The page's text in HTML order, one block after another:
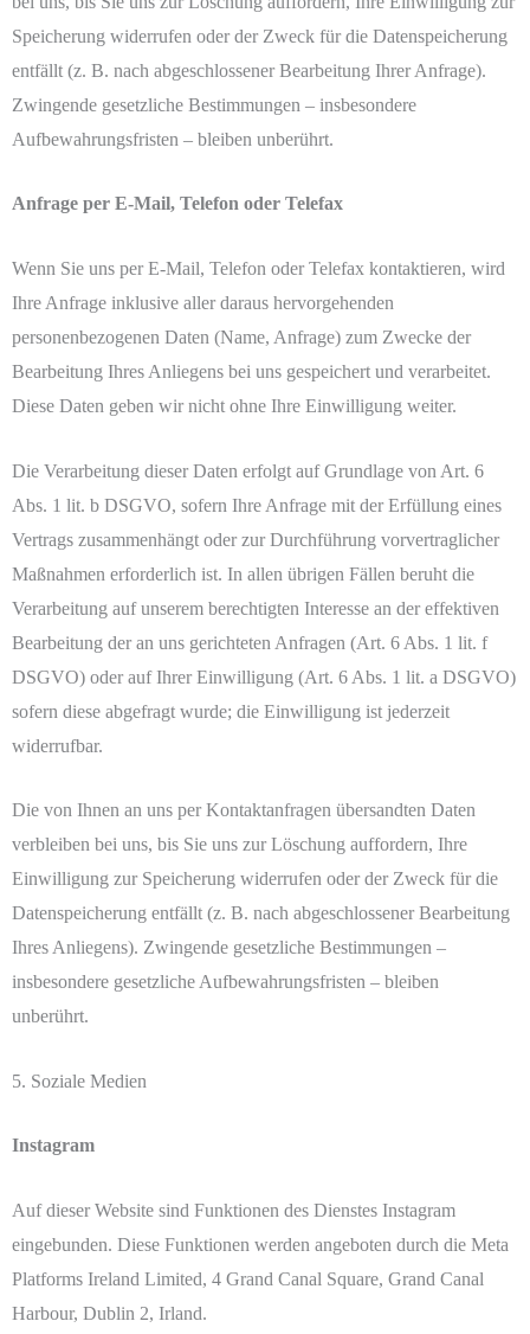
Speicherung widerrufen oder der Zweck für die Datenspeicherung
entfällt (z. B. nach abgeschlossener Bearbeitung Ihrer Anfrage).
Zwingende gesetzliche Bestimmungen – insbesondere
Aufbewahrungsfristen – bleiben unberührt.
Anfrage per E-Mail, Telefon oder Telefax
Wenn Sie uns per E-Mail, Telefon oder Telefax kontaktieren, wird
Ihre Anfrage inklusive aller daraus hervorgehenden
personenbezogenen Daten (Name, Anfrage) zum Zwecke der
Bearbeitung Ihres Anliegens bei uns gespeichert und verarbeitet.
Diese Daten geben wir nicht ohne Ihre Einwilligung weiter.
Die Verarbeitung dieser Daten erfolgt auf Grundlage von Art. 6
Abs. 1 lit. b DSGVO, sofern Ihre Anfrage mit der Erfüllung eines
Vertrags zusammenhängt oder zur Durchführung vorvertraglicher
Maßnahmen erforderlich ist. In allen übrigen Fällen beruht die
Verarbeitung auf unserem berechtigten Interesse an der effektiven
Bearbeitung der an uns gerichteten Anfragen (Art. 6 Abs. 1 lit. f
DSGVO) oder auf Ihrer Einwilligung (Art. 6 Abs. 1 lit. a DSGVO)
sofern diese abgefragt wurde; die Einwilligung ist jederzeit
widerrufbar.
Die von Ihnen an uns per Kontaktanfragen übersandten Daten
verbleiben bei uns, bis Sie uns zur Löschung auffordern, Ihre
Einwilligung zur Speicherung widerrufen oder der Zweck für die
Datenspeicherung entfällt (z. B. nach abgeschlossener Bearbeitung
Ihres Anliegens). Zwingende gesetzliche Bestimmungen –
insbesondere gesetzliche Aufbewahrungsfristen – bleiben
unberührt.
5. Soziale Medien
Instagram
Auf dieser Website sind Funktionen des Dienstes Instagram
eingebunden. Diese Funktionen werden angeboten durch die Meta
Platforms Ireland Limited, 4 Grand Canal Square, Grand Canal
Harbour, Dublin 2, Irland.